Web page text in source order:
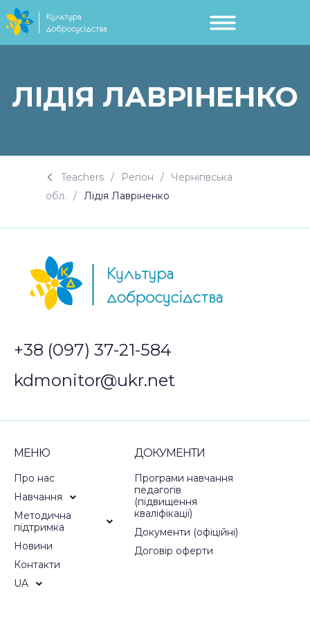
ЛІДІЯ ЛАВРІНЕНКО
Teachers Регіон
Чернігівська
обл.
Лідія Лавріненко
+38 (097) 37-21-584
kdmonitor@ukr.net
МЕНЮ
Про нас
Навчання
Методична
підтримка
Новини
Контакти
UA
ДОКУМЕНТИ
Програми навчання
педагогів
(підвищення
кваліфікації)
Документи (офіційні)
Договір оферти